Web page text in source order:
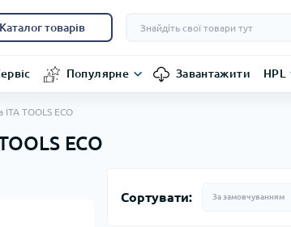
Каталог товарів
Популярне Завантажити HPL
ITA TOOLS ECO
ECO
Сортувати: